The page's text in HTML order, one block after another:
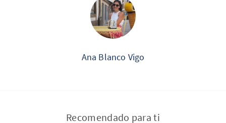
Ana Blanco Vigo
Recomendado para ti